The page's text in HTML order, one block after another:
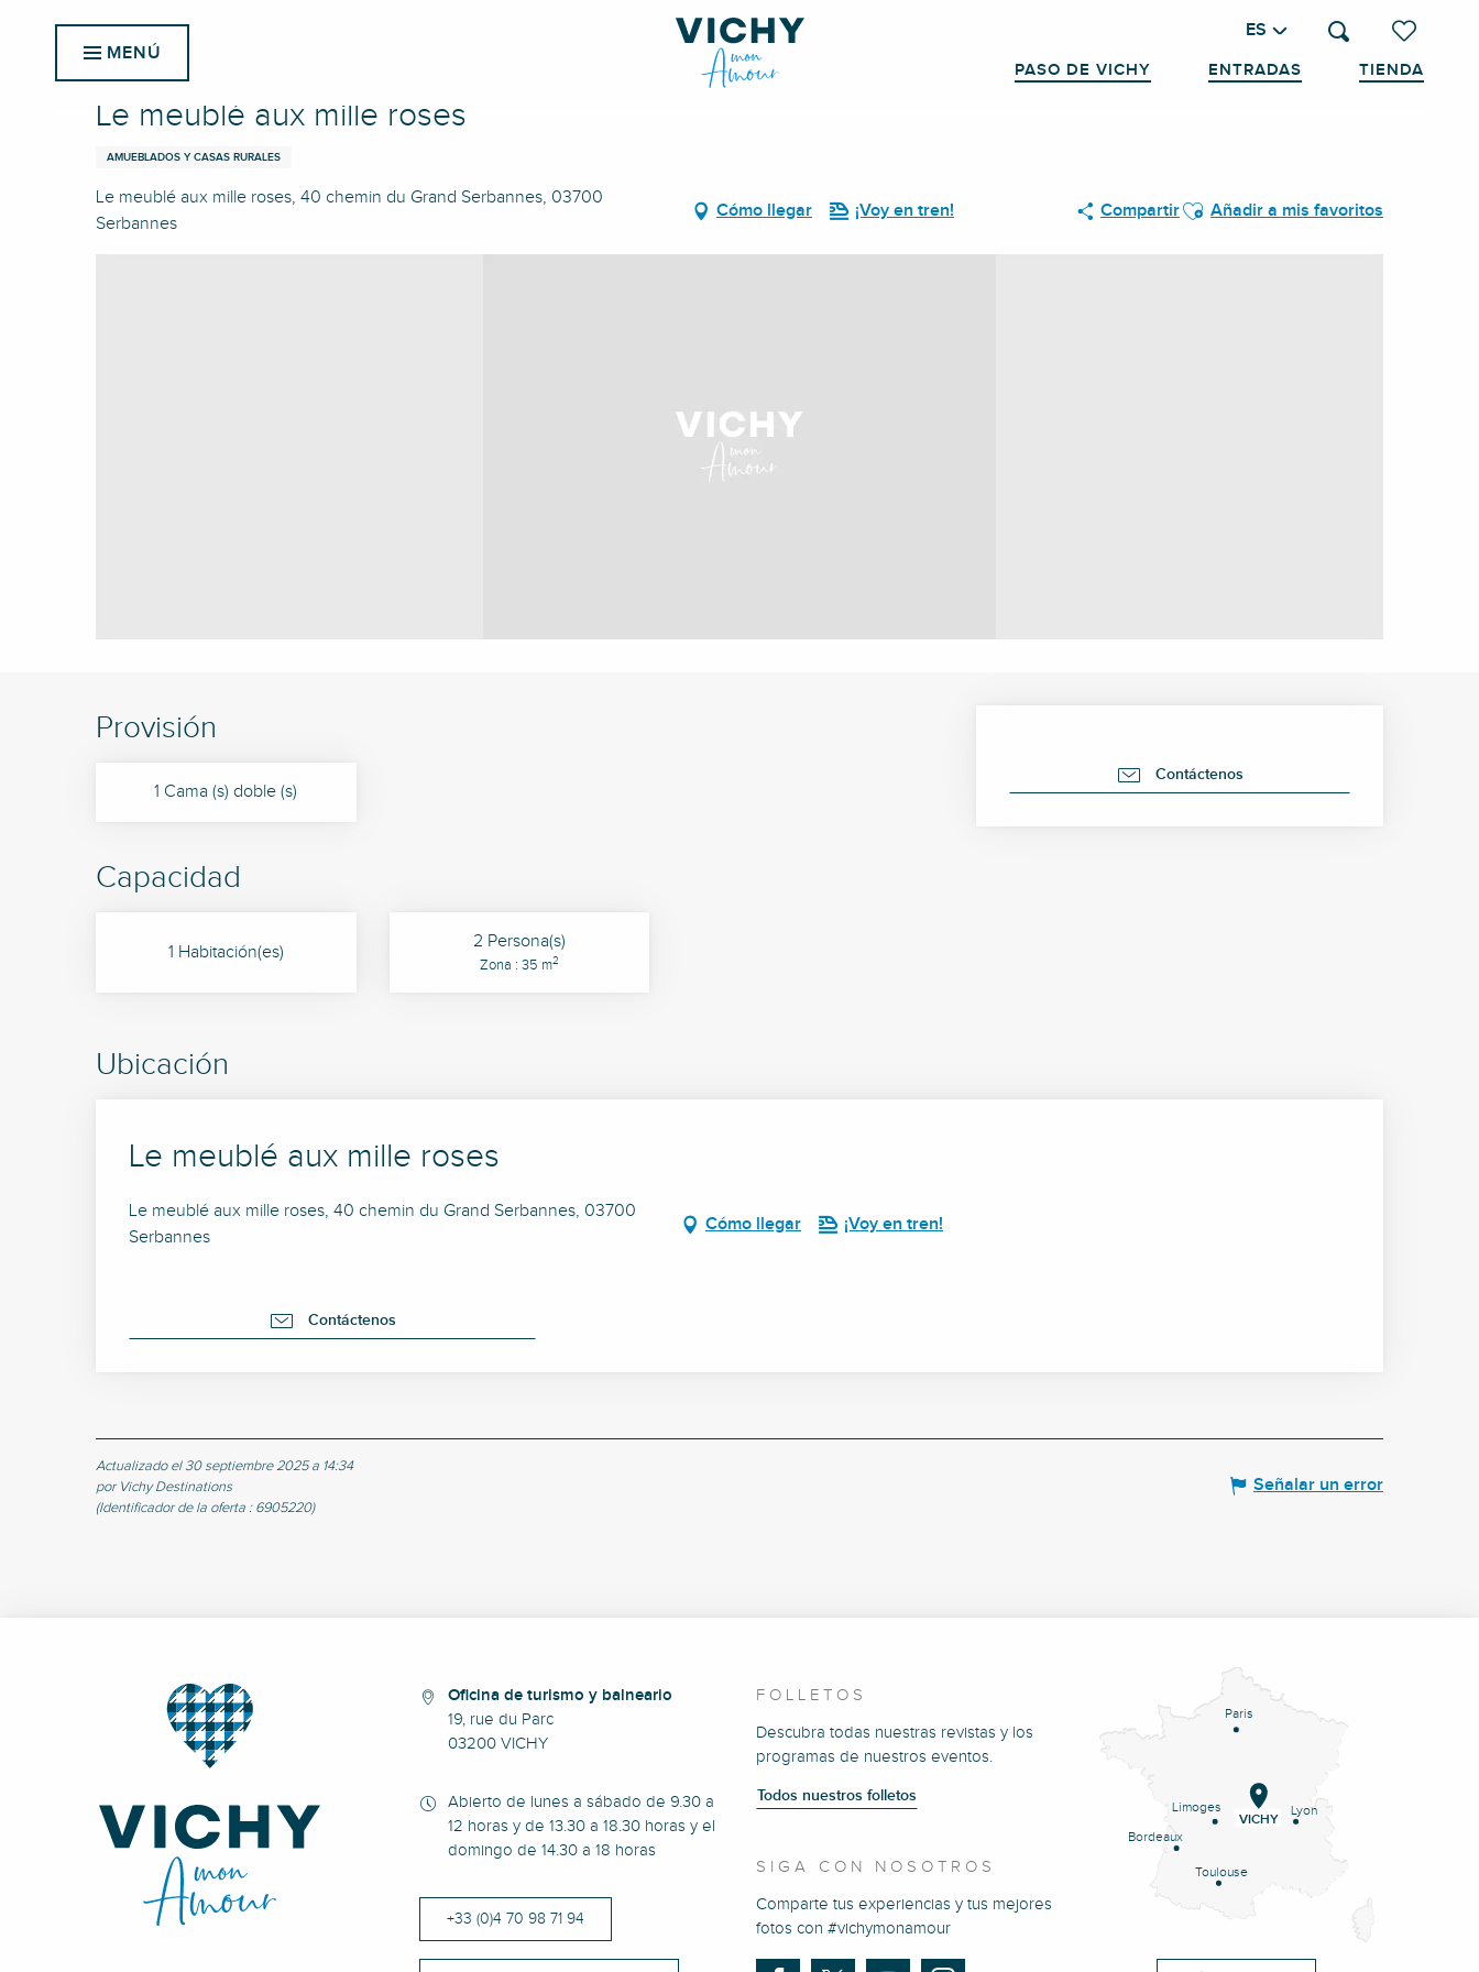
Voir les
Buscar
ES
PASO DE VICHY ENTRADAS TIENDA
MENÚ
Inicio Le meublé aux mille roses
Le meublé aux mille roses
AMUEBLADOS Y CASAS RURALES
Le meublé aux mille roses, 40 chemin du Grand Serbannes, 03700
Serbannes
Cómo llegar ¡Voy en tren! CompartirAjouter aux favoris
Añadir a mis favoritos
Contáctenos
Provisión
1 Cama (s) doble (s)
Capacidad
1 Habitación(es) 2 Persona(s)
Zona : 35 m2
Ubicación
Le meublé aux mille roses
Le meublé aux mille roses, 40 chemin du Grand Serbannes, 03700
Serbannes
Cómo llegar ¡Voy en tren!
Contáctenos
Actualizado el 30 septiembre 2025 a 14:34
por Vichy Destinations
(Identificador de la oferta : 6905220)
Señalar un error
Oficina de turismo y balneario
19, rue du Parc
03200 VICHY
Abierto de lunes a sábado de 9.30 a
12 horas y de 13.30 a 18.30 horas y el
domingo de 14.30 a 18 horas
+33 (0)4 70 98 71 94
FOLLETOS
Descubra todas nuestras revistas y los
programas de nuestros eventos.
Todos nuestros folletos
SIGA CON NOSOTROS
Comparte tus experiencias y tus mejores
fotos con #vichymonamour
Paris
Lyon
Limoges
Bordeaux
Toulouse
VICHY